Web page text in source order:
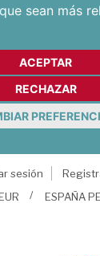
sean más
ACEPTAR
RECHAZAR
sesión
ESPAÑA